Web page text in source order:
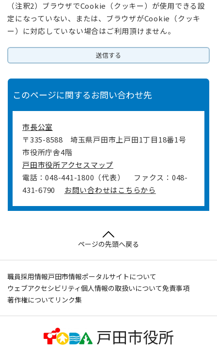
（注釈2）ブラウザでCookie（クッキー）が使用できる設
定になっていない、または、ブラウザがCookie（クッキ
ー）に対応していない場合はご利用頂けません。
このページに関するお問い合わせ先
市長公室
〒335-8588
埼玉県戸田市上戸田1丁目18番1号
市役所庁舎4階
戸田市役所アクセスマップ
電話：048-441-1800（代表）
ファクス：048-
431-6790
お問い合わせはこちらから
ページの先頭へ戻る
職員採用情報戸田市情報ポータルサイトについて
ウェブアクセシビリティ個人情報の取扱いについて免責事項
著作権について リンク集